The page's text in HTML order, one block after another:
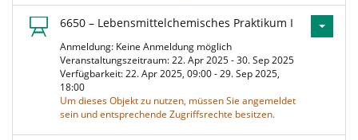
6650 – Lebensmittelchemisches Praktikum I
Anmeldung: Keine Anmeldung möglich
Veranstaltungszeitraum: 22. Apr 2025 - 30. Sep 2025
Verfügbarkeit: 22. Apr 2025, 09:00 - 29. Sep 2025,
18:00
Um dieses Objekt zu nutzen, müssen Sie angemeldet
sein und entsprechende Zugriffsrechte besitzen.